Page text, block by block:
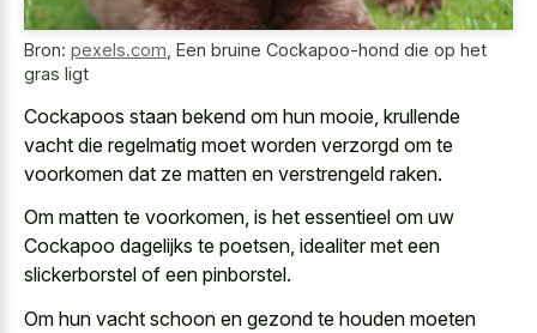
Bron: pexels.com Een bruine Cockapoo-hond die op het
gras ligt
Cockapoos staan bekend om hun mooie, krullende
vacht die regelmatig moet worden verzorgd om te
voorkomen dat ze matten en verstrengeld raken.
Om matten te voorkomen, is het essentieel om uw
Cockapoo dagelijks te poetsen, idealiter met een
slickerborstel of een pinborstel.
Om hun vacht schoon en gezond te houden moeten